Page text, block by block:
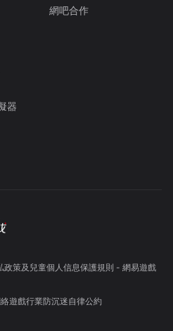
網吧合作
器
政策及兒童個人信息保護規則 - 網易遊戲
遊戲行業防沉迷自律公約